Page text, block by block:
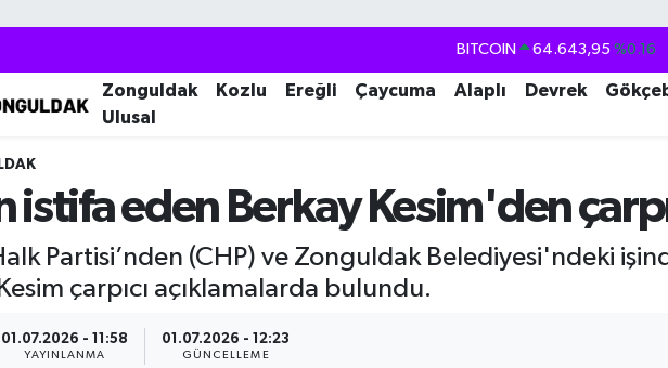
DOLAR 47,6704 %0
EURO 55,0406 %-0.08
BİST100 13.799 %70
BITCOIN 64.643,95 %0.16
Zonguldak Kozlu Ereğli Çaycuma Alaplı Devrek
Ulusal
istifa eden Berkay Kesim'den
Partisi’nden (CHP) ve Zonguldak Belediyesi'ndeki
çarpıcı açıklamalarda bulundu.
01.07.2026 - 11:58
YAYINLANMA
01.07.2026 - 12:23
GÜNCELLEME